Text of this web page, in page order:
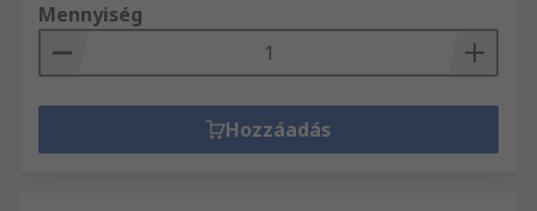
Mennyiség
Hozzáadás